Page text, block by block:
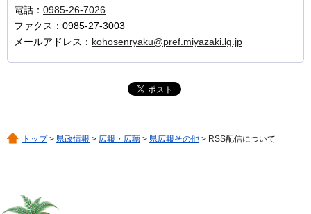
電話： 0985-26-7026
ファクス：0985-27-3003
メールアドレス： kohosenryaku@pref.miyazaki.lg.jp
トップ> 県政情報 > 広報・広聴 > 県広報その他 > RSS配信について